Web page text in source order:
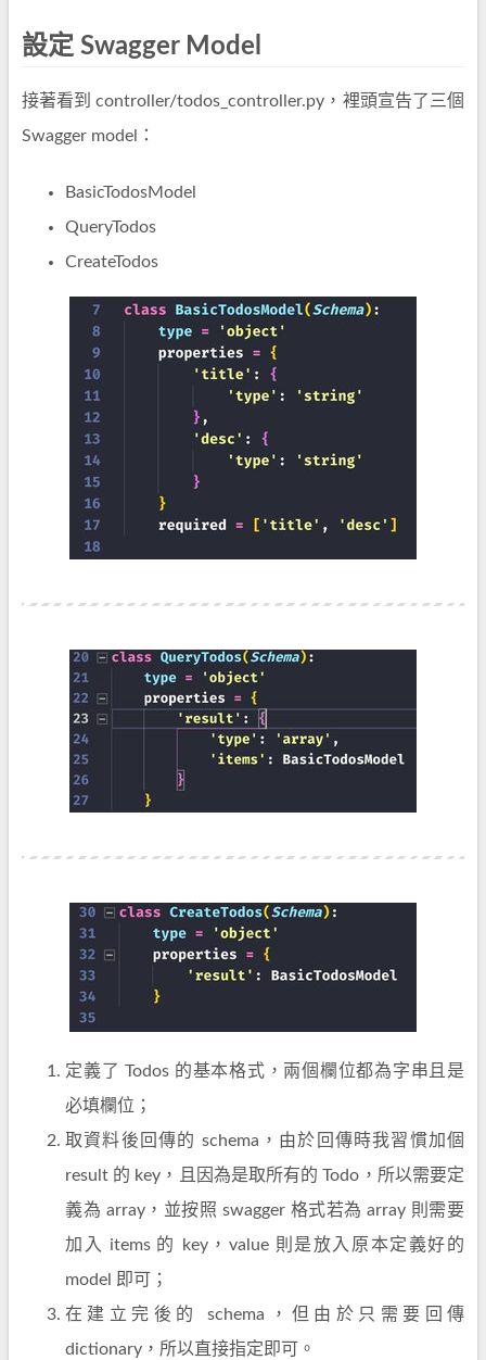
設定 Swagger Model
接著看到 controller/todos_controller.py，裡頭宣告了三個
Swagger model：
BasicTodosModel
QueryTodos
CreateTodos
定義了 Todos 的基本格式，兩個欄位都為字串且是
必填欄位；
取資料後回傳的 schema，由於回傳時我習慣加個
result 的 key，且因為是取所有的 Todo，所以需要定
義為 array，並按照 swagger 格式若為 array 則需要
加入 items 的 key，value 則是放入原本定義好的
model 即可；
在建立完後的 schema，但由於只需要回傳
dictionary，所以直接指定即可。